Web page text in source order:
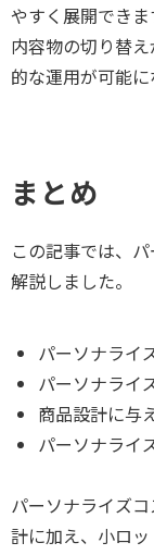
やすく展開できま
内容物の切り替
的な運用が可能に
まとめ
この記事では、
解説しました。
パーソナライ
パーソナライ
商品設計に与
パーソナライ
パーソナライズ
計に加え、小ロ